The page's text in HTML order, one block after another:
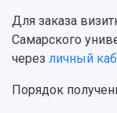
НАЗАД
Об
Новости
Образование
Научно-
Для заказа
Самарского
через личный
Порядок